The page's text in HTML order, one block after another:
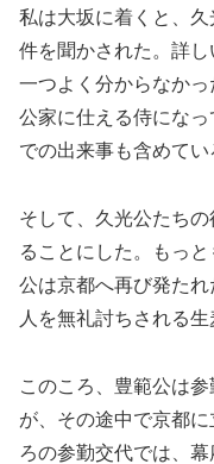
私は大坂に着くと、
件を聞かされた。詳
一つよく分からなか
公家に仕える侍にな
での出来事も含めてい
そして、久光公たち
ることにした。もっ
公は京都へ再び発た
人を無礼討ちされる
このころ、豊範公は
が、その途中で京都
ろの参勤交代では、